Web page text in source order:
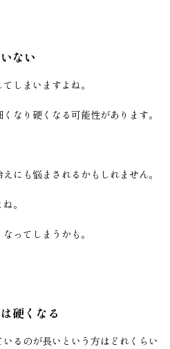
ない
しまいますよね。
なり硬くなる可能性があります。
にも悩まされるかもしれません。
。
ってしまうかも。
硬くなる
るのが長いという方はどれくらい